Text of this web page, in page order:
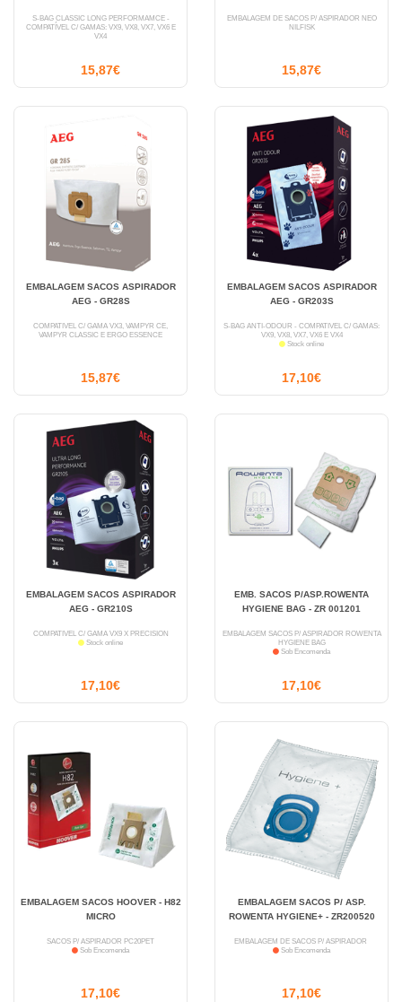
S-BAG CLASSIC LONG PERFORMAMCE -
COMPATÍVEL C/ GAMAS: VX9, VX8, VX7, VX6 E
VX4
15,87€
EMBALAGEM DE SACOS P/ ASPIRADOR NEO
NILFISK
15,87€
EMBALAGEM SACOS ASPIRADOR
AEG - GR28S
COMPATÍVEL C/ GAMA VX3, VAMPYR CE,
VAMPYR CLASSIC E ERGO ESSENCE
15,87€
EMBALAGEM SACOS ASPIRADOR
AEG - GR203S
S-BAG ANTI-ODOUR - COMPATÍVEL C/ GAMAS:
VX9, VX8, VX7, VX6 E VX4
Stock online
17,10€
EMBALAGEM SACOS ASPIRADOR
AEG - GR210S
COMPATÍVEL C/ GAMA VX9 X PRECISION
Stock online
17,10€
EMB. SACOS P/ASP.ROWENTA
HYGIENE BAG - ZR 001201
EMBALAGEM SACOS P/ ASPIRADOR ROWENTA
HYGIENE BAG
Sob Encomenda
17,10€
EMBALAGEM SACOS HOOVER - H82
MICRO
SACOS P/ ASPIRADOR PC20PET
Sob Encomenda
17,10€
EMBALAGEM SACOS P/ ASP.
ROWENTA HYGIENE+ - ZR200520
EMBALAGEM DE SACOS P/ ASPIRADOR
Sob Encomenda
17,10€